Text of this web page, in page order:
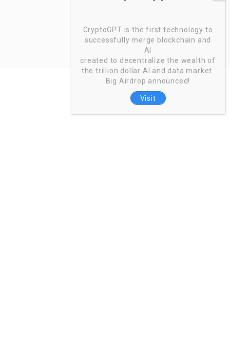
CryptoGPT is the first technology to
successfully merge blockchain and
AI
created to decentralize the wealth of
the trillion dollar AI and data market.
Big Airdrop announced!
Visit